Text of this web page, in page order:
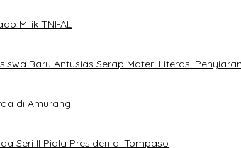
Milik TNI-AL
Baru Antusias Serap Materi Literasi
di Amurang
Seri II Piala Presiden di Tompaso